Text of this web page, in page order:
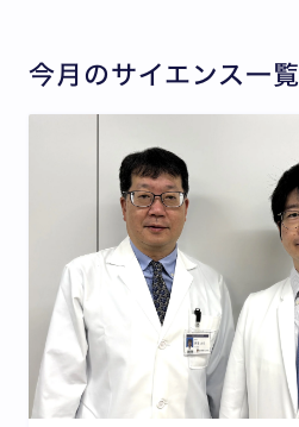
今月のサイエンス一覧